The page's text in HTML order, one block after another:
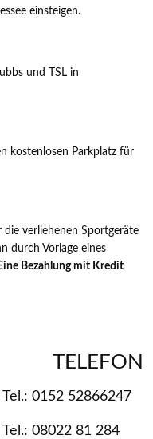
einsteigen.
und TSL in
kostenlosen Parkplatz für
verliehenen Sportgeräte
durch Vorlage eines
Eine Bezahlung mit Kredit
TELEFON
Tel.: 0152 52866247
Tel.: 08022 81 284